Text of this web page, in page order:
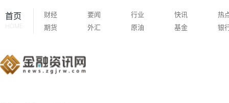
首页
HOME
财经 要闻 行业 快讯
热
期货
外汇 原油 基金 银